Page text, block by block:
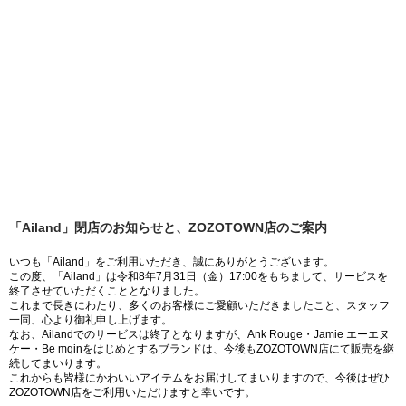
「Ailand」閉店のお知らせと、ZOZOTOWN店のご案内
いつも「Ailand」をご利用いただき、誠にありがとうございます。
この度、「Ailand」は令和8年7月31日（金）17:00をもちまして、サービスを
終了させていただくこととなりました。
これまで長きにわたり、多くのお客様にご愛顧いただきましたこと、スタッフ
一同、心より御礼申し上げます。
なお、Ailandでのサービスは終了となりますが、Ank Rouge・Jamie エーエヌ
ケー・Be mqinをはじめとするブランドは、今後もZOZOTOWN店にて販売を継
続してまいります。
これからも皆様にかわいいアイテムをお届けしてまいりますので、今後はぜひ
ZOZOTOWN店をご利用いただけますと幸いです。